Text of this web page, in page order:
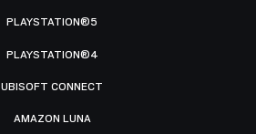
PLAYSTATION®5
PLAYSTATION®4
UBISOFT CONNECT
AMAZON LUNA